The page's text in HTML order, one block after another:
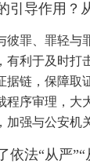
导作用？
彼罪、罪轻
利于及时
链，保障
序审理，
强与公安机
法“从严